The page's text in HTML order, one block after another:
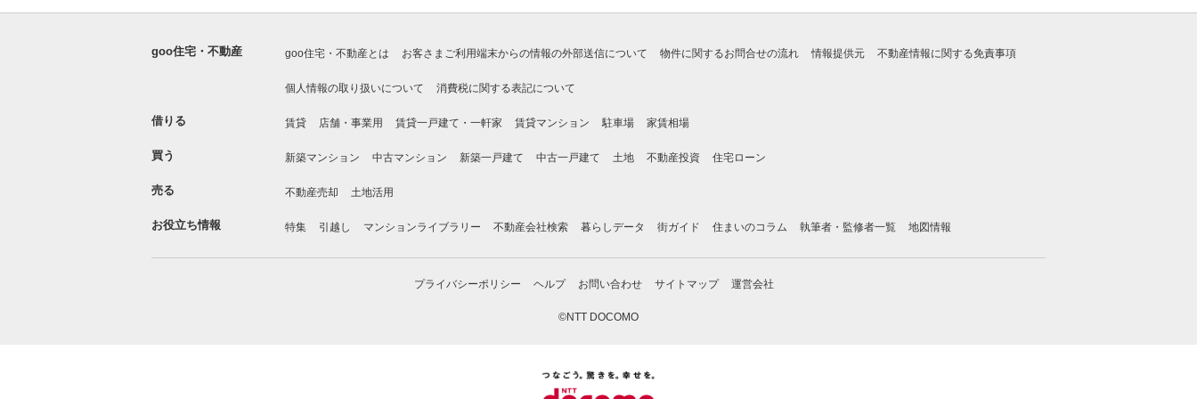
goo住宅・不動産 goo住宅・不動産とは お客さまご利用端末からの情報の外部送信について 物件に関するお問合せの流れ 情報提供元 不動産情報に関する免責事項
個人情報の取り扱いについて 消費税に関する表記について
借りる 賃貸 店舗・事業用 賃貸一戸建て・一軒家 賃貸マンション 駐車場 家賃相場
買う 新築マンション 中古マンション 新築一戸建て 中古一戸建て 土地 不動産投資 住宅ローン
売る 不動産売却 土地活用
お役立ち情報 特集 引越し マンションライブラリー 不動産会社検索 暮らしデータ 街ガイド 住まいのコラム 執筆者・監修者一覧 地図情報
プライバシーポリシー ヘルプ お問い合わせ サイトマップ 運営会社
©NTT DOCOMO